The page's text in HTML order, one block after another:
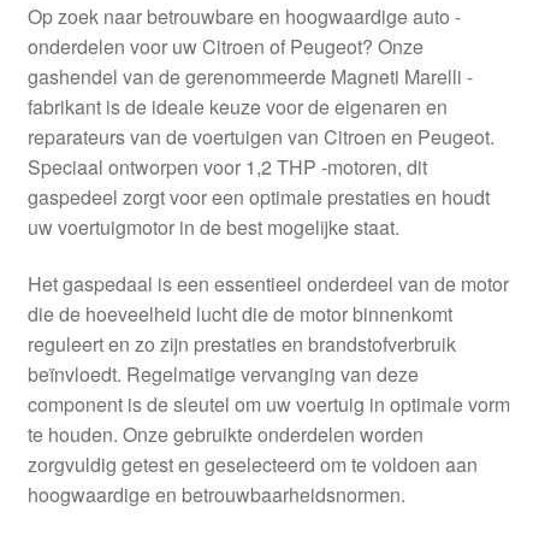
Op zoek naar betrouwbare en hoogwaardige auto -
onderdelen voor uw Citroen of Peugeot? Onze
gashendel van de gerenommeerde Magneti Marelli -
fabrikant is de ideale keuze voor de eigenaren en
reparateurs van de voertuigen van Citroen en Peugeot.
Speciaal ontworpen voor 1,2 THP -motoren, dit
gaspedeel zorgt voor een optimale prestaties en houdt
uw voertuigmotor in de best mogelijke staat.
Het gaspedaal is een essentieel onderdeel van de motor
die de hoeveelheid lucht die de motor binnenkomt
reguleert en zo zijn prestaties en brandstofverbruik
beïnvloedt. Regelmatige vervanging van deze
component is de sleutel om uw voertuig in optimale vorm
te houden. Onze gebruikte onderdelen worden
zorgvuldig getest en geselecteerd om te voldoen aan
hoogwaardige en betrouwbaarheidsnormen.